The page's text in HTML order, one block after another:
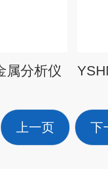
属分析仪
上一页 下